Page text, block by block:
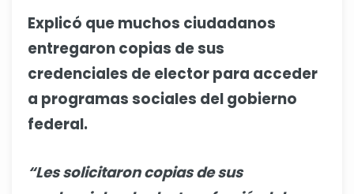
Explicó que muchos ciudadanos
entregaron copias de sus
credenciales de elector para acceder
a programas sociales del gobierno
federal.
“Les solicitaron copias de sus